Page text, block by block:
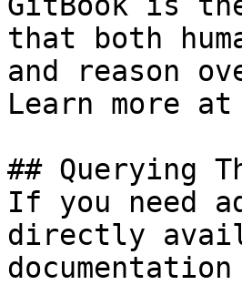
that both
and reason
Learn more
## Querying
If you need
directly